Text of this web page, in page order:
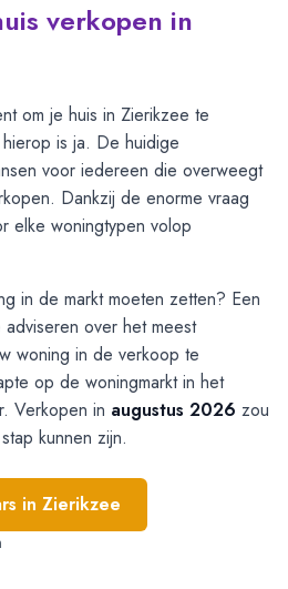
verkopen in
om je huis in Zierikzee te
is ja. De huidige
voor iedereen die overweegt
Dankzij de enorme vraag
elke woningtypen volop
in de markt moeten zetten? Een
over het meest
woning in de verkoop te
op de woningmarkt in het
Verkopen in augustus 2026 zou
kunnen zijn.
in Zierikzee